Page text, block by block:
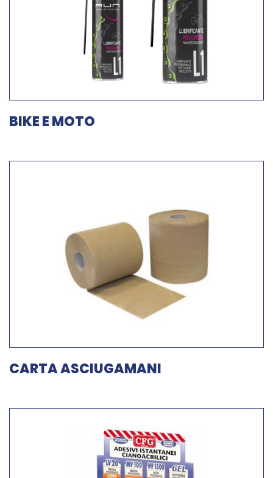
BIKE E MOTO
CARTA ASCIUGAMANI